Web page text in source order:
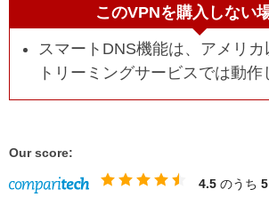
このVPNを購入しない
スマートDNS機能は、アメリ
トリーミングサービスでは動作
Our score:
4.5 のうち 5